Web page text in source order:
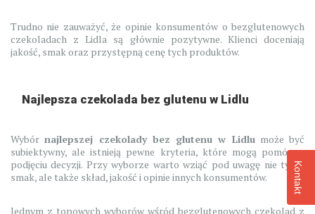
Trudno nie zauważyć, że opinie konsumentów o bezglutenowych
czekoladach z Lidla są głównie pozytywne. Klienci doceniają
jakość, smak oraz przystępną cenę tych produktów.
Najlepsza czekolada bez glutenu w Lidlu
Wybórnajlepszej czekolady bez glutenu w Lidlumoże być
subiektywny, ale istnieją pewne kryteria, które mogą pomóc w
podjęciu decyzji. Przy wyborze warto wziąć pod uwagę nie tylko
smak, ale także skład, jakość i opinie innych konsumentów.
Jednym z topowych wyborów wśród bezglutenowych czekolad z
Kontakt